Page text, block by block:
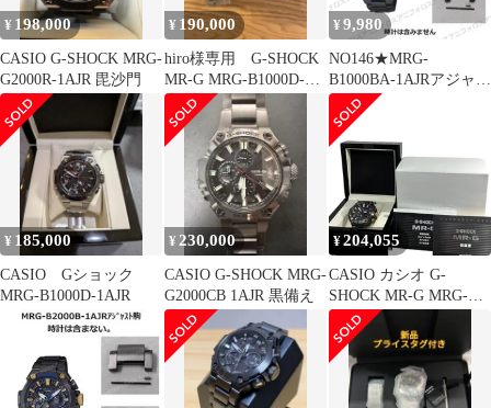
¥ 198,000
CASIO G-SHOCK MRG-
G2000R-1AJR 毘沙門
¥ 190,000
hiro様専用 G-SHOCK
MR-G MRG-B1000D-
1AJR
¥ 9,980
NO146★MRG-
B1000BA-1AJRアジャス
ト駒10569413
¥ 185,000
CASIO Gショック
MRG‐B1000D‐1AJR
¥ 230,000
CASIO G-SHOCK MRG-
G2000CB 1AJR 黒備え
¥204,055
CASIO カシオ G-
SHOCK MR-G MRG-
B2000B-1AJR 勝色 動作
品 箱 保証書 コマ付属
【中古美品】 12603R31